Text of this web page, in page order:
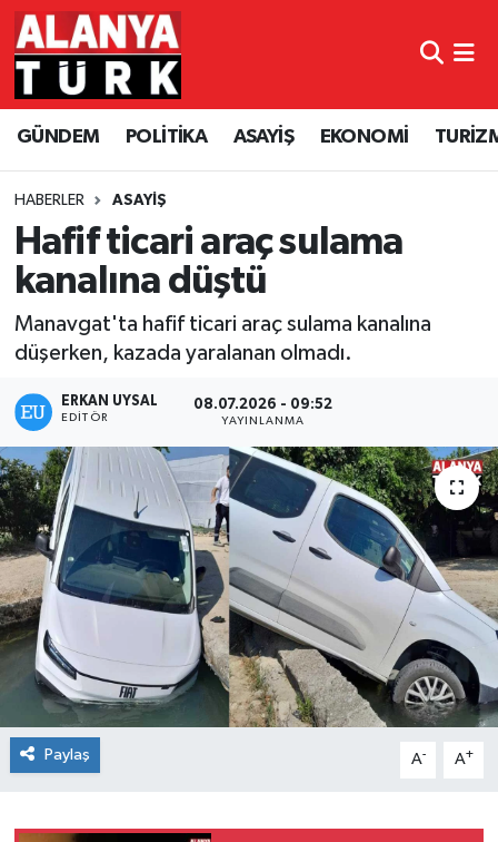
GÜNDEM POLİTİKA ASAYİŞ EKONOMİ
HABERLER ASAYİŞ
Hafif ticari araç sulama
kanalına düştü
Manavgat'ta hafif ticari araç sulama kanalına
düşerken, kazada yaralanan olmadı.
ERKAN UYSAL
EDITÖR
08.07.2026 - 09:52
YAYINLANMA
Paylaş A- A+
GÜNDEM
POLİTİKA
ASAYİŞ
EKONOMİ
TURİZM
SPOR
ÇEVRE
KÜLTÜR SANAT
Nöbetçi Eczaneler
Hava Durumu
Namaz Vakitleri
Trafik Durumu
Süper Lig Puan Durumu ve Fikstür
Tüm Manşetler
Son Dakika Haberleri
Haber Arşivi